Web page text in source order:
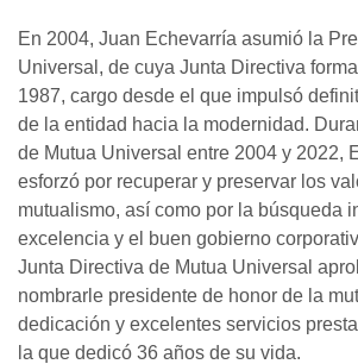
En 2004, Juan Echevarría asumió la
Universal, de cuya Junta Directiva
1987, cargo desde el que impulsó
de la entidad hacia la modernidad.
de Mutua Universal entre 2004 y 2022,
esforzó por recuperar y preservar los
mutualismo, así como por la búsqueda
excelencia y el buen gobierno
Junta Directiva de Mutua Universal
nombrarle presidente de honor de la
dedicación y excelentes servicios
la que dedicó 36 años de su vida.